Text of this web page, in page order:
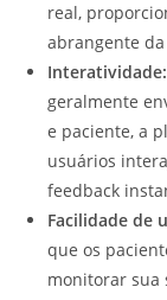
real,
abrangente
Interatividade:
geralmente
e paciente, a
usuários
feedback
Facilidade de
que os
monitorar sua